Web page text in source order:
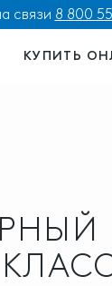
связи 8 800
КУПИТЬ